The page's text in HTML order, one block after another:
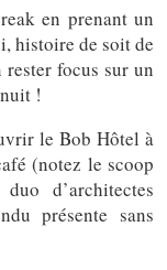
en prenant un
histoire de soit de
focus sur un
!
le Bob Hôtel à
(notez le scoop
d’architectes
présente sans